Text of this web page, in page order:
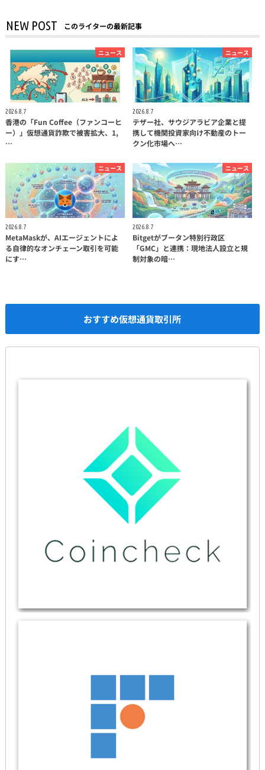
NEW POST このライターの最新記事
ニュース
2026.8.7
香港の「Fun Coffee（ファンコーヒ
ー）」仮想通貨詐欺で被害拡大、1,
…
ニュース
2026.8.7
テザー社、サウジアラビア企業と提
携して機関投資家向け不動産のトー
クン化市場へ…
ニュース
2026.8.7
MetaMaskが、AIエージェントによ
る自律的なオンチェーン取引を可能
にす…
ニュース
2026.8.7
Bitgetがブータン特別行政区
「GMC」と連携：現地法人設立と規
制対象の暗…
おすすめ仮想通貨取引所